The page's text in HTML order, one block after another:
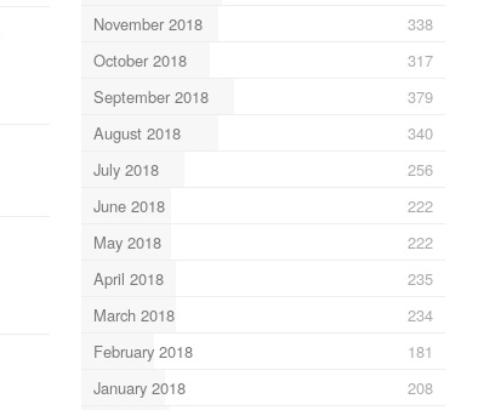
November 2018
338
October 2018
317
September 2018
379
August 2018
340
July 2018
256
June 2018
222
May 2018
222
April 2018
235
March 2018
234
February 2018
181
January 2018
208